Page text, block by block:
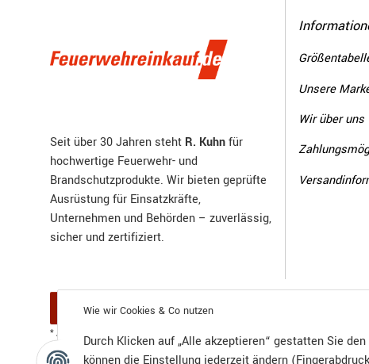
Wie wir Cookies & Co nutzen
Durch Klicken auf „Alle akzeptieren“ gestatten Sie
können die Einstellung jederzeit ändern
Seit über 30 Jahren steht R. Kuhnfür
hochwertige Feuerwehr- und
Brandschutzprodukte. Wir bieten geprüfte
Ausrüstung für Einsatzkräfte,
Unternehmen und Behörden – zuverlässig,
sicher und zertifiziert.
Unsere
Wir über uns
Vertrag widerrufen
* Alle Preise inkl. gesetzlicher USt., zzgl.